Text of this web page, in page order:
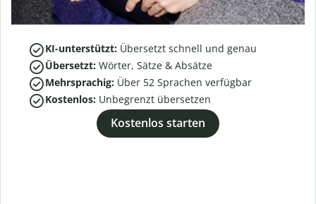
KI-unterstützt: Übersetzt schnell und genau
Übersetzt: Wörter, Sätze & Absätze
Mehrsprachig: Über 52 Sprachen verfügbar
Kostenlos: Unbegrenzt übersetzen
Kostenlos starten